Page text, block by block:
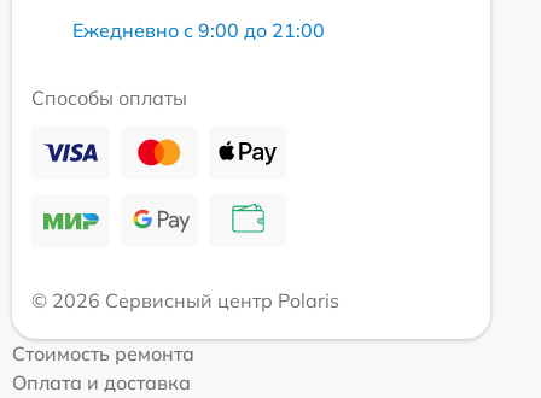
Ежедневно с 9:00 до 21:00
Способы оплаты
© 2026 Сервисный центр Polaris
Стоимость ремонта
Оплата и доставка